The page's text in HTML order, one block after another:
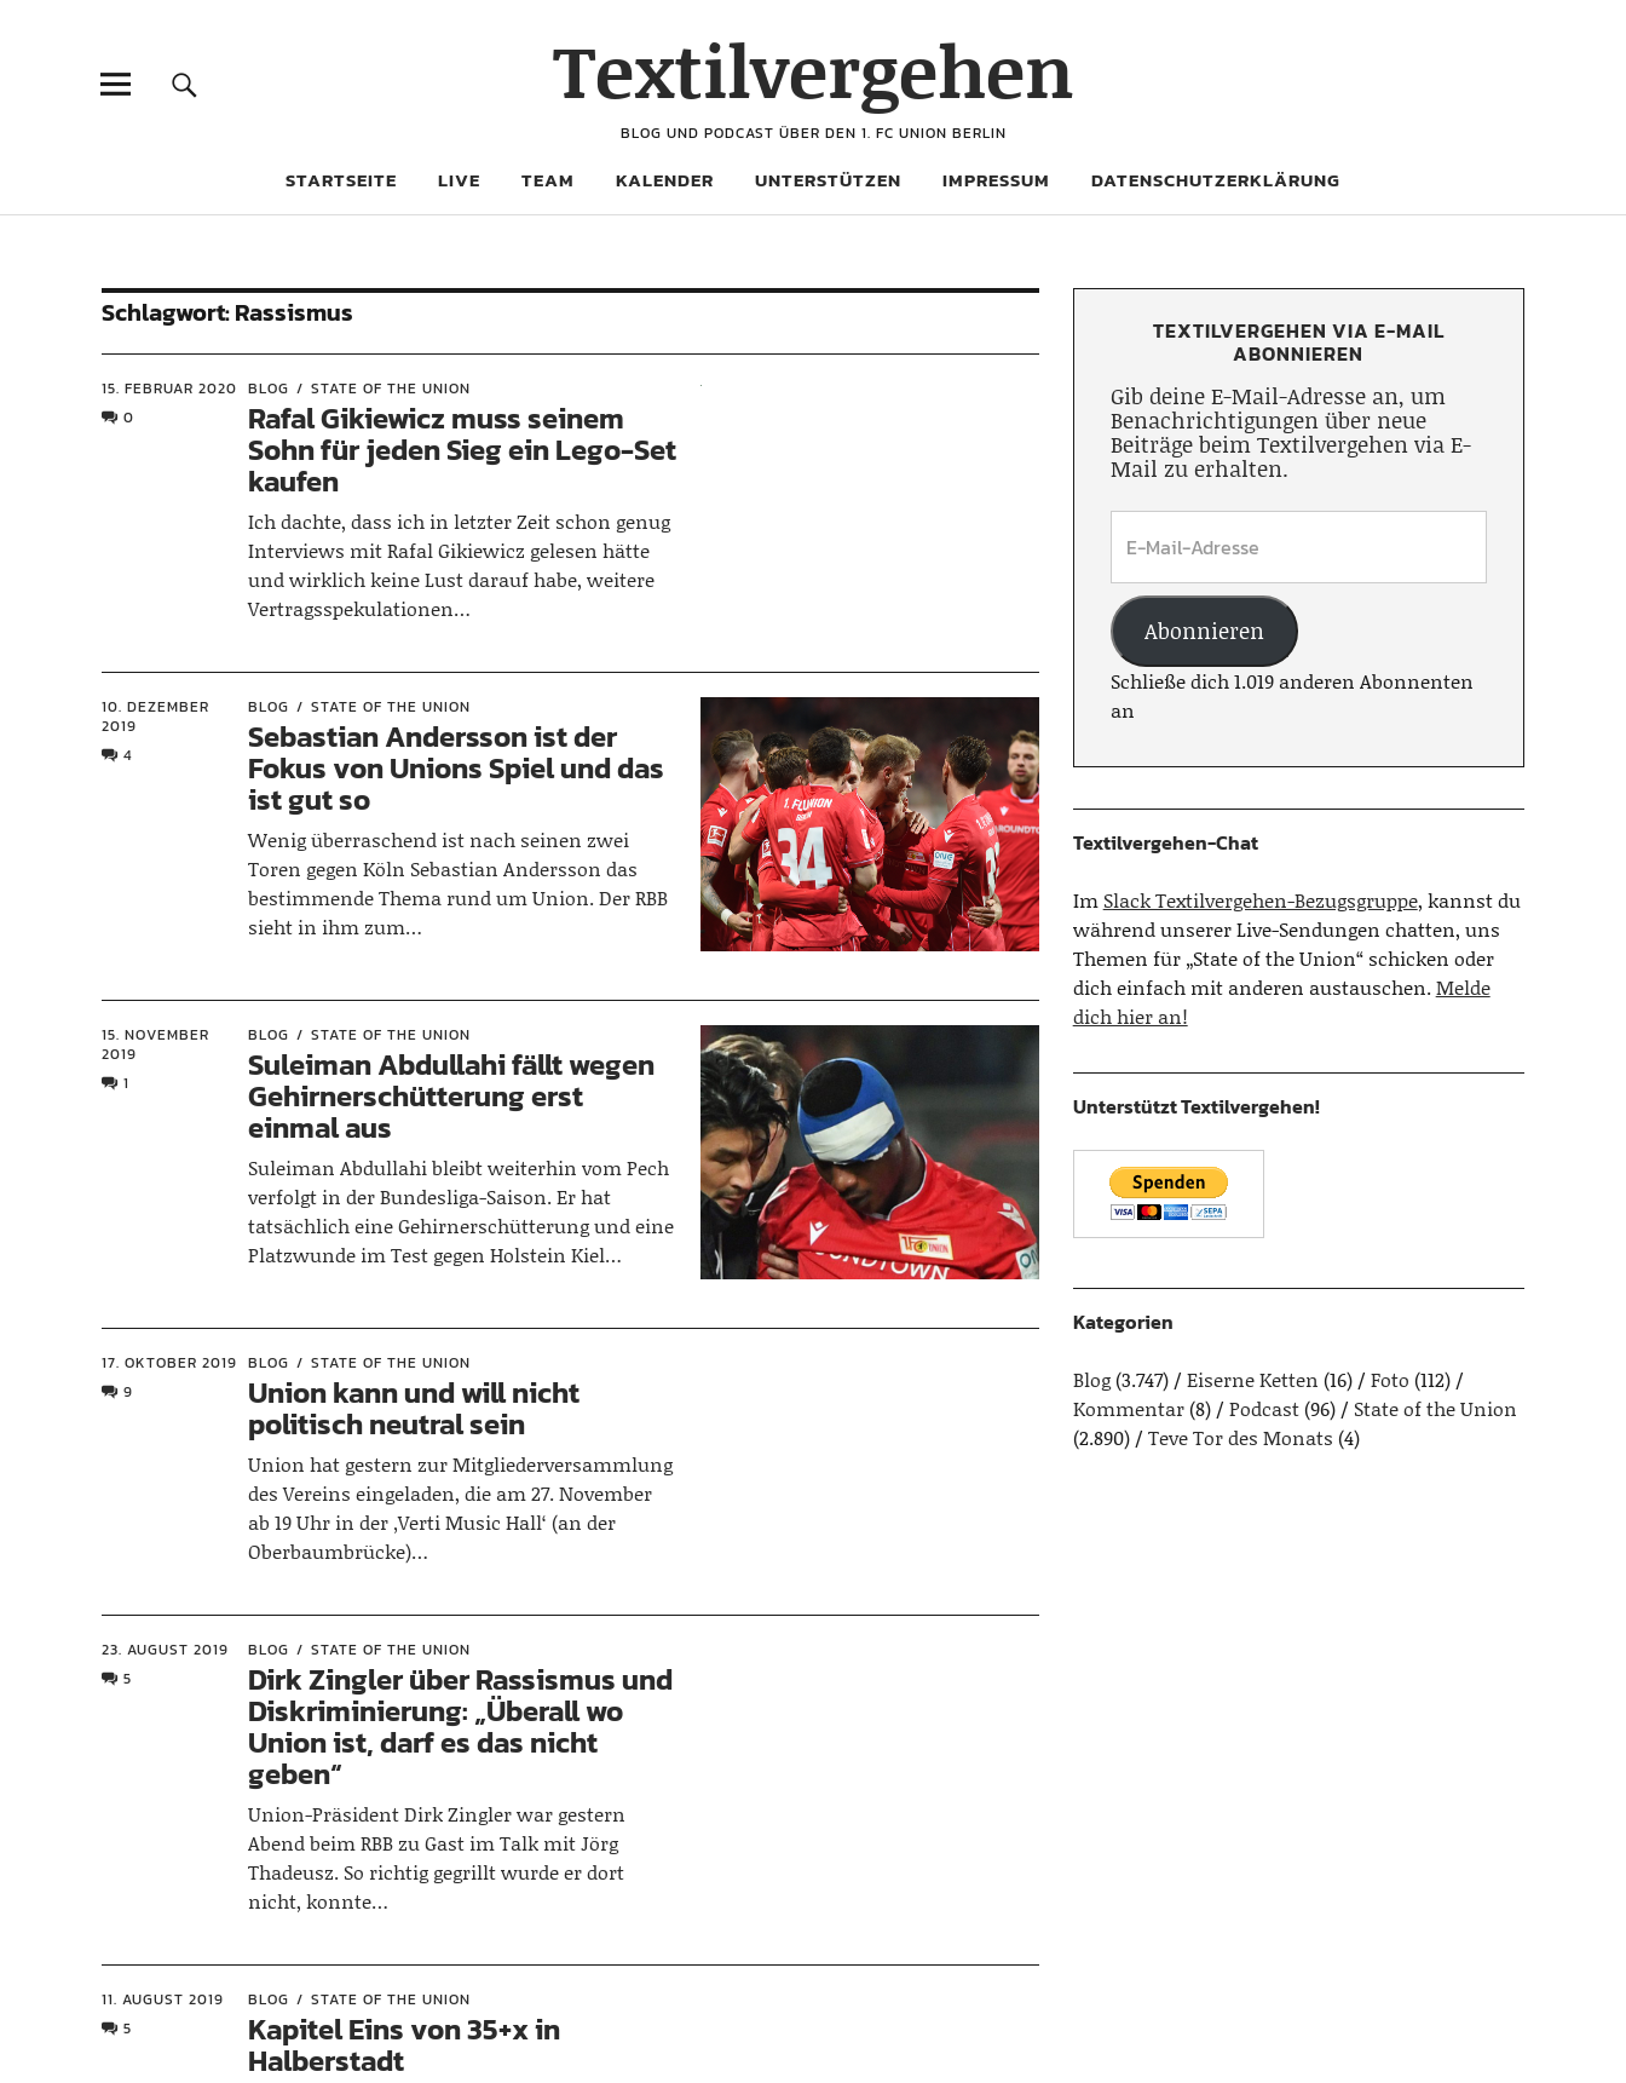
Textilvergehen
BLOG UND PODCAST ÜBER DEN 1. FC UNION BERLIN
STARTSEITE LIVE TEAM KALENDER UNTERSTÜTZEN IMPRESSUM DATENSCHUTZERKLÄRUNG
Schlagwort:Rassismus
15. FEBRUAR 2020
0
BLOG STATE OF THE UNION
Rafal Gikiewicz muss seinem
Sohn für jeden Sieg ein Lego-Set
kaufen
Ich dachte, dass ich in letzter Zeit schon genug
Interviews mit Rafal Gikiewicz gelesen hätte
und wirklich keine Lust darauf habe, weitere
Vertragsspekulationen…
10. DEZEMBER
2019
4
BLOG STATE OF THE UNION
Sebastian Andersson ist der
Fokus von Unions Spiel und das
ist gut so
Wenig überraschend ist nach seinen zwei
Toren gegen Köln Sebastian Andersson das
bestimmende Thema rund um Union. Der RBB
sieht in ihm zum…
15. NOVEMBER
2019
1
BLOG STATE OF THE UNION
Suleiman Abdullahi fällt wegen
Gehirnerschütterung erst
einmal aus
Suleiman Abdullahi bleibt weiterhin vom Pech
verfolgt in der Bundesliga-Saison. Er hat
tatsächlich eine Gehirnerschütterung und eine
Platzwunde im Test gegen Holstein Kiel…
17. OKTOBER 2019
9
BLOG STATE OF THE UNION
Union kann und will nicht
politisch neutral sein
Union hat gestern zur Mitgliederversammlung
des Vereins eingeladen, die am 27. November
ab 19 Uhr in der ‚Verti Music Hall‘ (an der
Oberbaumbrücke)…
23. AUGUST 2019
5
BLOG STATE OF THE UNION
Dirk Zingler über Rassismus und
Diskriminierung: „Überall wo
Union ist, darf es das nicht
geben“
Union-Präsident Dirk Zingler war gestern
Abend beim RBB zu Gast im Talk mit Jörg
Thadeusz. So richtig gegrillt wurde er dort
nicht, konnte…
11. AUGUST 2019
5
BLOG STATE OF THE UNION
Kapitel Eins von 35+x in
Halberstadt
TEXTILVERGEHEN VIA E-MAIL
ABONNIEREN
Gib deine E-Mail-Adresse an, um
Benachrichtigungen über neue
Beiträge beim Textilvergehen via E-
Mail zu erhalten.
Abonnieren
Schließe dich 1.019 anderen Abonnenten
an
Textilvergehen-Chat
Im Slack Textilvergehen-Bezugsgruppe, kannst du
während unserer Live-Sendungen chatten, uns
Themen für „State of the Union“ schicken oder
dich einfach mit anderen austauschen.Melde
dich hier an!
Unterstützt Textilvergehen!
Kategorien
Blog(3.747) Eiserne Ketten (16) Foto (112)
Kommentar(8) Podcast(96)
State of the Union
(2.890)
Teve Tor des Monats (4)